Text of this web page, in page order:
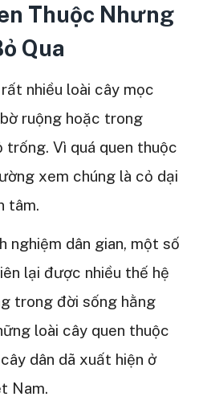
Thuộc Nhưng
Qua
nhiều loài cây mọc
ruộng hoặc trong
trống. Vì quá quen thuộc
xem chúng là cỏ dại
tâm.
nghiệm dân gian, một số
lại được nhiều thế hệ
trong đời sống hằng
loài cây quen thuộc
dân dã xuất hiện ở
Nam.